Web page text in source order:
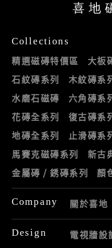
喜地
Collections
精選磁磚特價區 大板
石紋磚系列
木紋磚系
水磨石磁磚
六角磚系
花磚全系列
復古磚系
地磚全系列
止滑磚系
馬賽克磁磚系列
新古
金屬磚 / 銹磚系列
顏
Company 關於喜地
Design 電視牆設